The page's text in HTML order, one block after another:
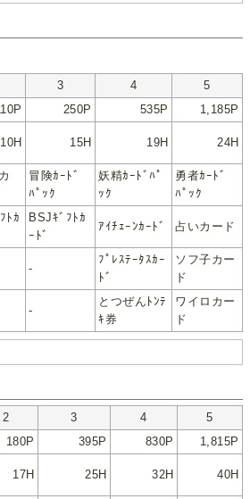
3 4
5
250P 535P
1,185P
10H 15H 19H 24H
冒険ｶｰﾄﾞ
ﾊﾟｯｸ
妖精ｶｰﾄﾞﾊﾟ
ｯｸ
勇者ｶｰﾄﾞ
ﾊﾟｯｸ
ﾄｶ
BSJｷﾞﾌﾄｶ
ｰﾄﾞ
ｱｲﾁｪｰﾝｶｰﾄﾞ 占いカード
-
ﾌﾟﾚｽﾃｰﾀｽｶｰ
ﾄﾞ
ソフ子カー
ド
-
とつぜんﾄﾝﾃ
ｷ券
ワイロカー
ド
2 3 4
5
180P 395P 830P
1,815P
17H 25H 32H 40H